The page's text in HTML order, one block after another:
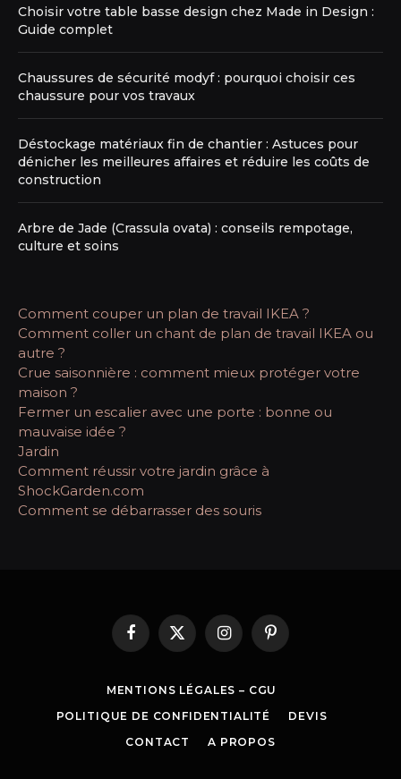
Choisir votre table basse design chez Made in Design :
Guide complet
Chaussures de sécurité modyf : pourquoi choisir ces
chaussure pour vos travaux
Déstockage matériaux fin de chantier : Astuces pour
dénicher les meilleures affaires et réduire les coûts de
construction
Arbre de Jade (Crassula ovata) : conseils rempotage,
culture et soins
Comment couper un plan de travail IKEA ?
Comment coller un chant de plan de travail IKEA ou
autre ?
Crue saisonnière : comment mieux protéger votre
maison ?
Fermer un escalier avec une porte : bonne ou
mauvaise idée ?
Jardin
Comment réussir votre jardin grâce à
ShockGarden.com
Comment se débarrasser des souris
Facebook
X
(Twitter)
InstagramPinterest
MENTIONS LÉGALES – CGU
POLITIQUE DE CONFIDENTIALITÉ
DEVIS
CONTACT
A PROPOS